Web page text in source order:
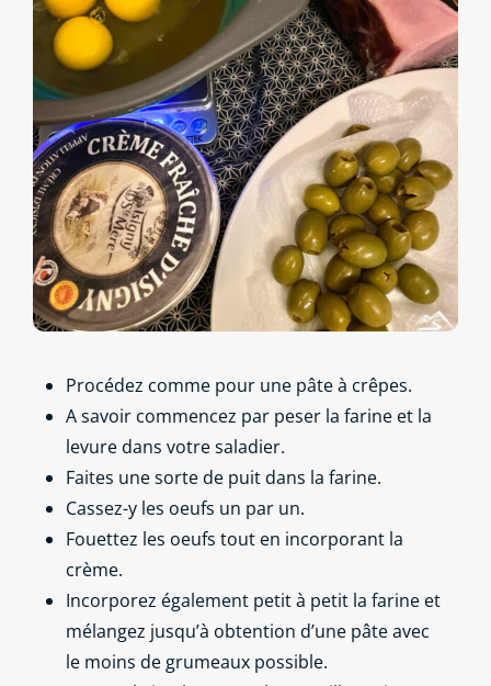
Procédez comme pour une pâte à crêpes.
A savoir commencez par peser la farine et la
levure dans votre saladier.
Faites une sorte de puit dans la farine.
Cassez-y les oeufs un par un.
Fouettez les oeufs tout en incorporant la
crème.
Incorporez également petit à petit la farine et
mélangez jusqu’à obtention d’une pâte avec
le moins de grumeaux possible.